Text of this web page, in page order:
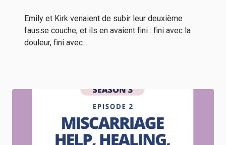
Emily et Kirk venaient de subir leur deuxième
fausse couche, et ils en avaient fini : fini avec la
douleur, fini avec...